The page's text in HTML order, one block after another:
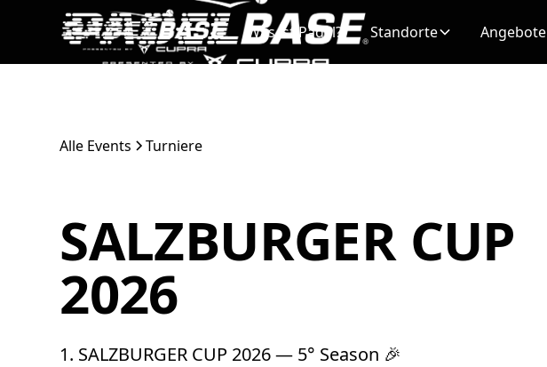
Was ist Padel? Standorte Angebote
Alle Events Turniere
SALZBURGER CUP
2026
1. SALZBURGER CUP 2026 — 5° Season 🎉